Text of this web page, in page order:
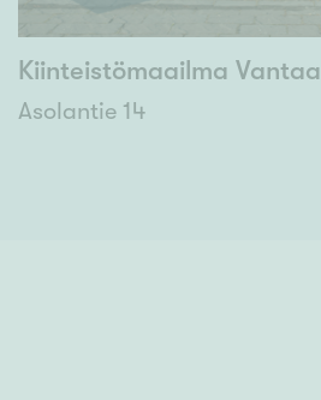
Kiinteistömaailma
Asolantie 14